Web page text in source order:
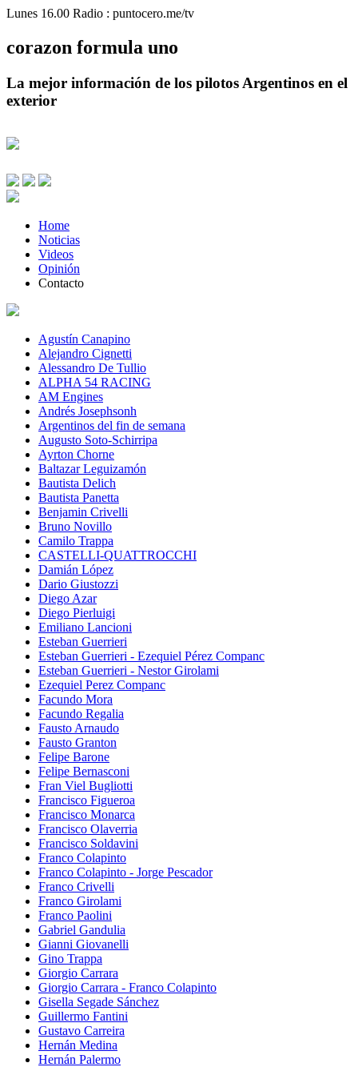
Lunes 16.00 Radio : puntocero.me/tv
corazon formula uno
La mejor información de los pilotos Argentinos en el
exterior
Home
Noticias
Videos
Opinión
Contacto
Agustín Canapino
Alejandro Cignetti
Alessandro De Tullio
ALPHA 54 RACING
AM Engines
Andrés Josephsonh
Argentinos del fin de semana
Augusto Soto-Schirripa
Ayrton Chorne
Baltazar Leguizamón
Bautista Delich
Bautista Panetta
Benjamin Crivelli
Bruno Novillo
Camilo Trappa
CASTELLI-QUATTROCCHI
Damián López
Dario Giustozzi
Diego Azar
Diego Pierluigi
Emiliano Lancioni
Esteban Guerrieri
Esteban Guerrieri - Ezequiel Pérez Companc
Esteban Guerrieri - Nestor Girolami
Ezequiel Perez Companc
Facundo Mora
Facundo Regalia
Fausto Arnaudo
Fausto Granton
Felipe Barone
Felipe Bernasconi
Fran Viel Bugliotti
Francisco Figueroa
Francisco Monarca
Francisco Olaverria
Francisco Soldavini
Franco Colapinto
Franco Colapinto - Jorge Pescador
Franco Crivelli
Franco Girolami
Franco Paolini
Gabriel Gandulia
Gianni Giovanelli
Gino Trappa
Giorgio Carrara
Giorgio Carrara - Franco Colapinto
Gisella Segade Sánchez
Guillermo Fantini
Gustavo Carreira
Hernán Medina
Hernán Palermo